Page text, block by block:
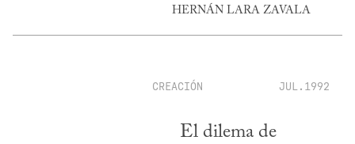
HERNÁN LARA ZAVALA
CREACIÓN JUL.1992
El dilema de